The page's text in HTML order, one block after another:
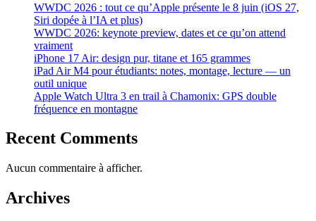
WWDC 2026 : tout ce qu’Apple présente le 8 juin (iOS 27,
Siri dopée à l’IA et plus)
WWDC 2026: keynote preview, dates et ce qu’on attend
vraiment
iPhone 17 Air: design pur, titane et 165 grammes
iPad Air M4 pour étudiants: notes, montage, lecture — un
outil unique
Apple Watch Ultra 3 en trail à Chamonix: GPS double
fréquence en montagne
Recent Comments
Aucun commentaire à afficher.
Archives